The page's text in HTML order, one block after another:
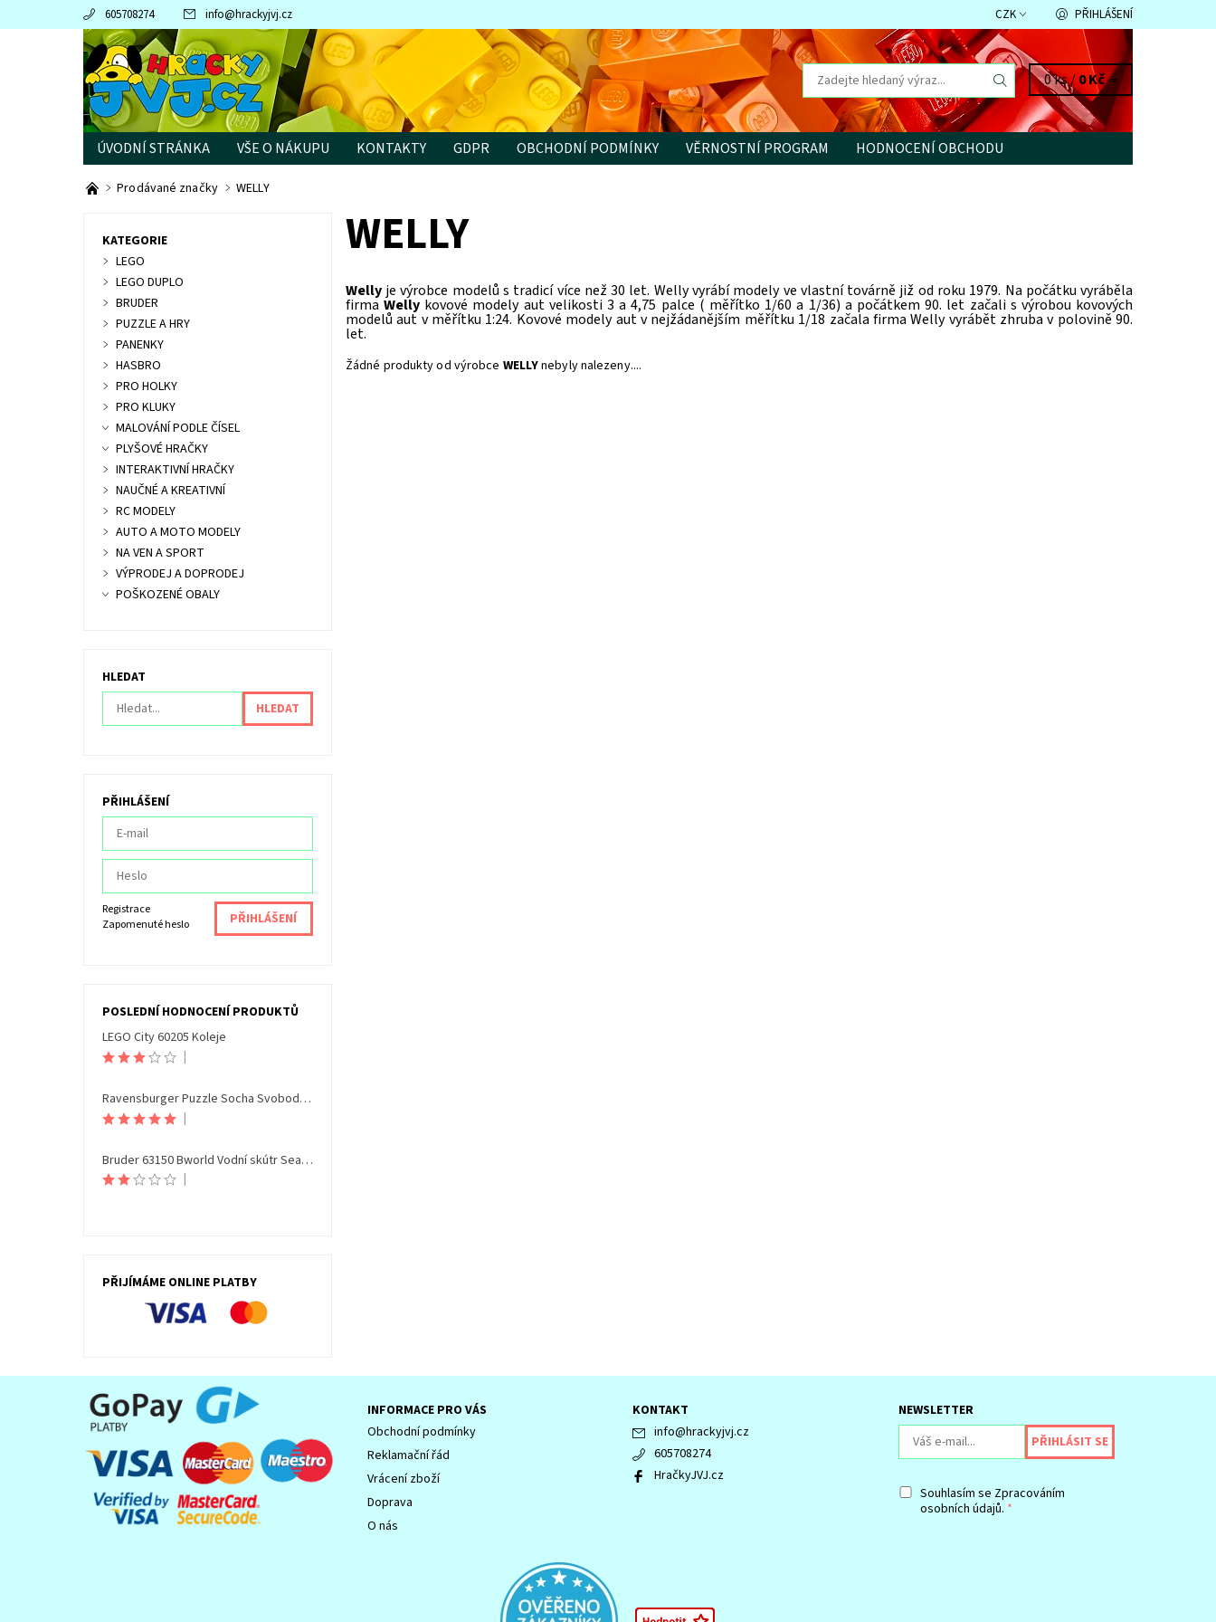
605708274 info@hrackyjvj.cz CZK PŘIHLÁŠENÍ
0 ks /0 Kč
ÚVODNÍ STRÁNKA VŠE O NÁKUPU KONTAKTY GDPR OBCHODNÍ PODMÍNKY VĚRNOSTNÍ PROGRAM
HODNOCENÍ OBCHODU
PRODÁVANÉ ZNAČKY
Prodávané značky WELLY
WELLY
Wellyje výrobce modelů s tradicí více než 30 let. Welly vyrábí modely ve vlastní továrně již od roku 1979. Na počátku vyráběla
firmaWelly kovové modely aut velikosti 3 a 4,75 palce ( měřítko 1/60 a 1/36) a počátkem 90. let začali s výrobou kovových
modelů aut v měřítku 1:24. Kovové modely aut v nejžádanějším měřítku 1/18 začala firma Welly vyrábět zhruba v polovině 90.
let.
Žádné produkty od výrobce WELLYnebyly nalezeny....
KATEGORIE
LEGO
LEGO DUPLO
BRUDER
PUZZLE A HRY
PANENKY
HASBRO
PRO HOLKY
PRO KLUKY
MALOVÁNÍ PODLE ČÍSEL
PLYŠOVÉ HRAČKY
INTERAKTIVNÍ HRAČKY
NAUČNÉ A KREATIVNÍ
RC MODELY
AUTO A MOTO MODELY
NA VEN A SPORT
VÝPRODEJ A DOPRODEJ
POŠKOZENÉ OBALY
HLEDAT
PŘIHLÁŠENÍ
Registrace
Zapomenuté heslo
POSLEDNÍ HODNOCENÍ PRODUKTŮ
LEGO City 60205 Koleje
|
Ravensburger Puzzle Socha Svobody Noční edice 108 dílků
|
Bruder 63150 Bworld Vodní skútr Seamaxx s figurkou
|
PŘIJÍMÁME ONLINE PLATBY
INFORMACE PRO VÁS
Obchodní podmínky
Reklamační řád
Vrácení zboží
Doprava
O nás
KONTAKT
info@hrackyjvj.cz
605708274
HračkyJVJ.cz
NEWSLETTER
Souhlasím se Zpracováním
osobních údajů.